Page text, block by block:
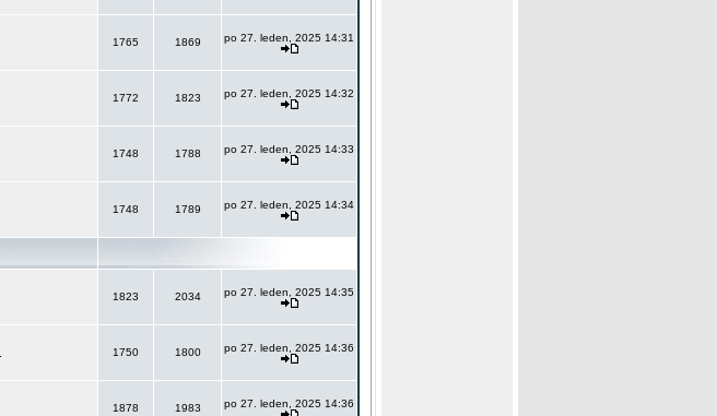
1765 1869 po 27. leden, 2025 14:31
1772 1823 po 27. leden, 2025 14:32
1748 1788 po 27. leden, 2025 14:33
1748 1789 po 27. leden, 2025 14:34
1823 2034 po 27. leden, 2025 14:35
1750 1800 po 27. leden, 2025 14:36
1878 1983 po 27. leden, 2025 14:36